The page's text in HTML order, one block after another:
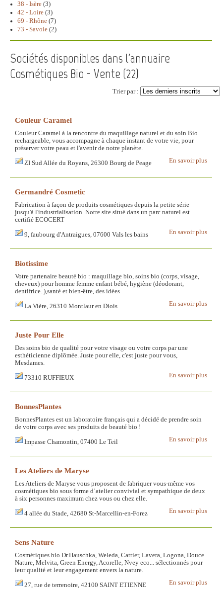
38 - Isère (3)
42 - Loire (3)
69 - Rhône (7)
73 - Savoie (2)
Sociétés disponibles dans l'annuaire
Cosmétiques Bio - Vente (22)
Trier par :
Couleur Caramel
Couleur Caramel à la rencontre du maquillage naturel et du soin Bio
rechargeable, vous accompagne à chaque instant de votre vie, pour
préserver votre peau et l'avenir de notre planète.
En savoir plus
ZI Sud Allée du Royans, 26300 Bourg de Peage
Germandré Cosmetic
Fabrication à façon de produits cosmétiques depuis la petite série
jusqu'à l'industrialisation. Notre site situé dans un parc naturel est
certifié ECOCERT
En savoir plus
9, faubourg d'Antraigues, 07600 Vals les bains
Biotissime
Votre partenaire beauté bio : maquillage bio, soins bio (corps, visage,
cheveux) pour homme femme enfant bébé, hygiène (déodorant,
dentifrice..),santé et bien-être, des idées
En savoir plus
La Vière, 26310 Montlaur en Diois
Juste Pour Elle
Des soins bio de qualité pour votre visage ou votre corps par une
esthéticienne diplômée. Juste pour elle, c'est juste pour vous,
Mesdames.
En savoir plus
73310 RUFFIEUX
BonnesPlantes
BonnesPlantes est un laboratoire français qui a décidé de prendre soin
de votre corps avec ses produits de beauté bio !
En savoir plus
Impasse Chamontin, 07400 Le Teil
Les Ateliers de Maryse
Les Ateliers de Maryse vous proposent de fabriquer vous-même vos
cosmétiques bio sous forme d’atelier convivial et sympathique de deux
à six personnes maximum chez vous ou chez elle.
En savoir plus
4 allée du Stade, 42680 St-Marcellin-en-Forez
Sens Nature
Cosmétiques bio Dr.Hauschka, Weleda, Cattier, Lavera, Logona, Douce
Nature, Melvita, Green Energy, Acorelle, Nvey eco... sélectionnés pour
leur qualité et leur engagement envers la nature.
En savoir plus
27, rue de terrenoire, 42100 SAINT ETIENNE